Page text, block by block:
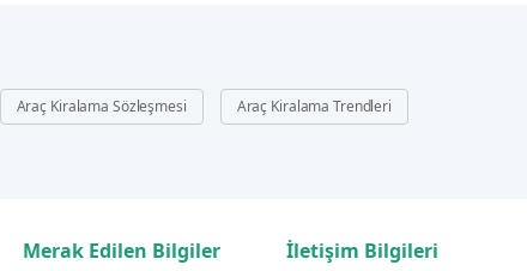
Araç Kiralama Sözleşmesi Araç Kiralama Trendleri
Merak Edilen Bilgiler İletişim Bilgileri